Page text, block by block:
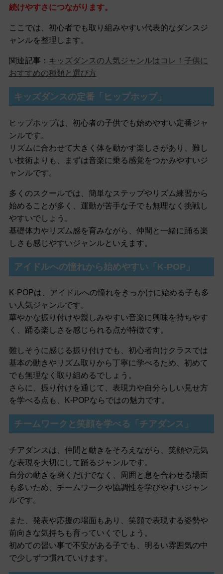
続けやすさにつながります。
ここでは、初心者でも取り組みやすい代表的なダンスジ
ャンルを整理します。
関連記事： キッズダンスの人気ジャンルはコレ！子供に
おすすめの種類と選び方
キッズダンスの定番「ヒップホップ」
ヒップホップは、初心者の子供でも始めやすい定番ジャ
ンルです。
リズムに合わせて大きく体を動かす楽しさがあり、難し
い技術よりも、まずは音楽に乗る感覚をつかみやすいジ
ャンルです。
多くのスクールでは、簡単なステップやリズム練習から
始めることが多く、運動が苦手な子でも無理なく挑戦し
やすいでしょう。
基礎体力やリズム感を育みながら、仲間と一緒に踊る楽
しさも感じやすいジャンルといえます。
アイドルへの憧れから始めやすい「K-POP」
K-POPは、アイドルへの憧れをきっかけに始める子も多
い人気ジャンルです。
華やかな振り付けや親しみやすい音楽に興味を持ちやす
く、踊る楽しさを感じられる点が特徴です。
難しそうに感じる振り付けでも、初心者向けクラスでは
基本の動きやリズム取りから丁寧に学べるため、初めて
でも無理なく取り組めるでしょう。
さらに、振り付けを通じて、表現力や自分らしい見せ方
を学べる点も、K-POPならではの魅力です。
チームワークと笑顔を学べる「チアダンス」
チアダンスは、仲間と動きをそろえながら、笑顔や元気
な表現を大切にして踊るジャンルです。
自分の動きを磨くだけでなく、周囲と息を合わせる場面
も多いため、チームワークや協調性を学びやすいジャン
ルです。
また、発表や応援の場面もあり、笑顔で表現する姿勢や
前向きな気持ちも育っていくでしょう。
初めての習い事で不安がある子でも、明るい雰囲気の中
で少しずつ慣れていけます。